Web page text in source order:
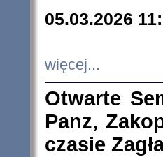
05.03.2026
więcej...
Otwarte
Panz,
czasie